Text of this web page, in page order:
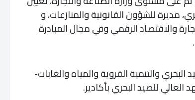
مديرة للشؤون القانونية والمنازعات، و
والاقتصاد الرقمي وفي مجال المبادرة
والتنمية القروية والمياه والغابات-
للصيد البحري بأكادير.